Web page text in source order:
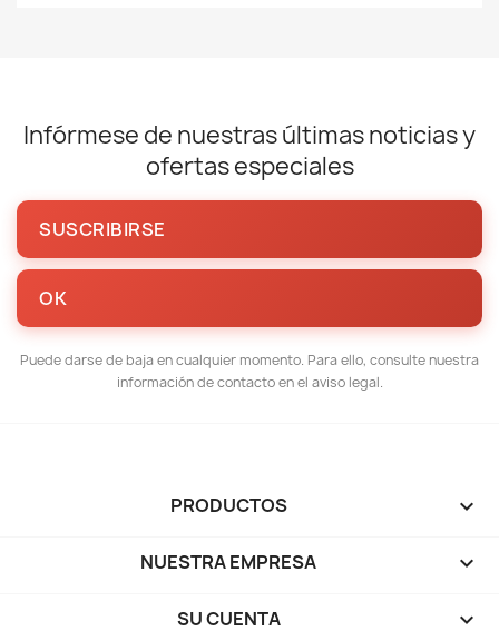
Infórmese de nuestras últimas noticias y
ofertas especiales
Puede darse de baja en cualquier momento. Para ello, consulte nuestra
información de contacto en el aviso legal.
PRODUCTOS 
NUESTRA EMPRESA 
SU CUENTA 